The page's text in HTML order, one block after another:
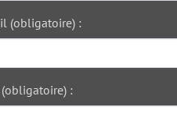
(obligatoire) :
: